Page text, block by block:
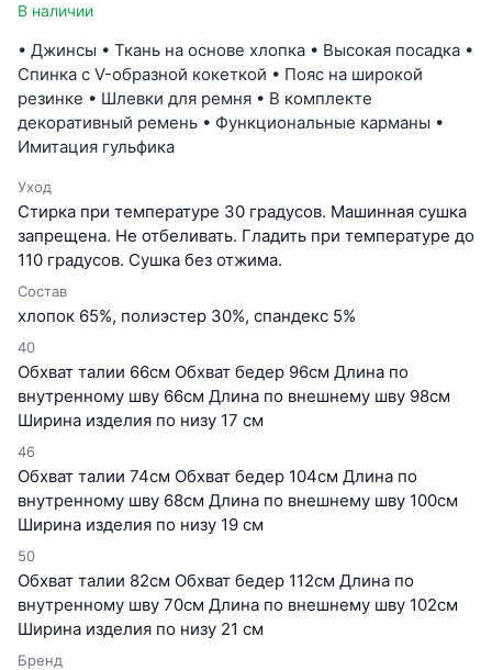
В наличии
• Джинсы • Ткань на основе хлопка • Высокая посадка •
Спинка с V-образной кокеткой • Пояс на широкой
резинке • Шлевки для ремня • В комплекте
декоративный ремень • Функциональные карманы •
Имитация гульфика
Уход
Cтирка при температуре 30 градусов. Машинная сушка
запрещена. Не отбеливать. Гладить при температуре до
110 градусов. Сушка без отжима.
Состав
хлопок 65%, полиэстер 30%, спандекс 5%
40
Обхват талии 66см Обхват бедер 96см Длина по
внутренному шву 66см Длина по внешнему шву 98см
Ширина изделия по низу 17 см
46
Обхват талии 74см Обхват бедер 104см Длина по
внутренному шву 68см Длина по внешнему шву 100см
Ширина изделия по низу 19 см
50
Обхват талии 82см Обхват бедер 112см Длина по
внутренному шву 70см Длина по внешнему шву 102см
Ширина изделия по низу 21 см
Бренд